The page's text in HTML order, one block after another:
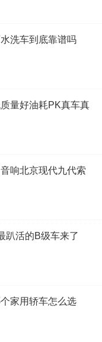
洗车到底靠谱吗
量好油耗PK真车真
响北京现代九代索
趴活的B级车来了
家用轿车怎么选